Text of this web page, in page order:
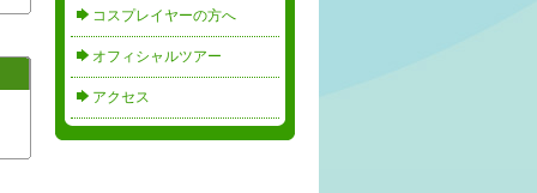
コスプレイヤーの方へ
オフィシャルツアー
アクセス